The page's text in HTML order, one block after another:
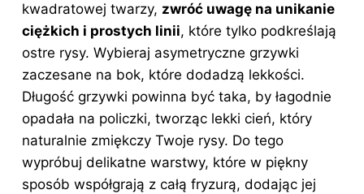
kwadratowej twarzy, zwróć uwagę na unikanie
ciężkich i prostych linii, które tylko podkreślają
ostre rysy. Wybieraj asymetryczne grzywki
zaczesane na bok, które dodadzą lekkości.
Długość grzywki powinna być taka, by łagodnie
opadała na policzki, tworząc lekki cień, który
naturalnie zmiękczy Twoje rysy. Do tego
wypróbuj delikatne warstwy, które w piękny
sposób współgrają z całą fryzurą, dodając jej